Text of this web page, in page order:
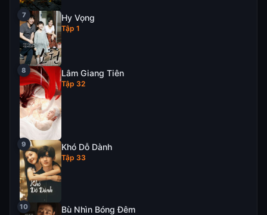
Hy Vọng
Tập 1
Lâm Giang Tiên
Tập 32
Khó Dỗ Dành
Tập 33
Bù Nhìn Bóng Đêm